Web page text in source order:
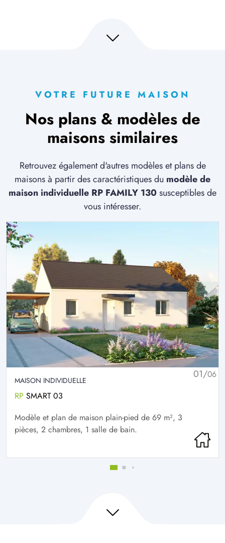
VOTRE FUTURE MAISON
Nos plans & modèles de
maisons similaires
Retrouvez également d'autres modèles et plans de
maisons à partir des caractéristiques du modèle de
maison individuelle RP FAMILY 130susceptibles de
vous intéresser.
01/06
MAISON INDIVIDUELLE
RP SMART 03
Modèle et plan de maison plain-pied de 69 m², 3
pièces, 2 chambres, 1 salle de bain.